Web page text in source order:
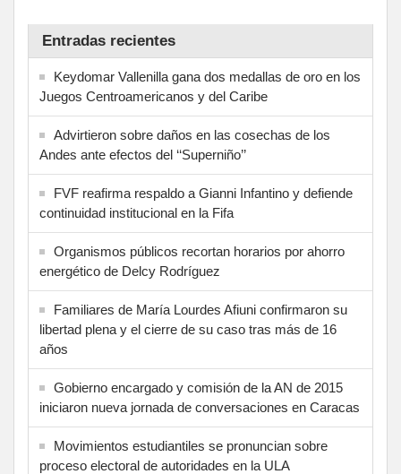
Entradas recientes
Keydomar Vallenilla gana dos medallas de oro en los
Juegos Centroamericanos y del Caribe
Advirtieron sobre daños en las cosechas de los
Andes ante efectos del ‘‘Superniño’’
FVF reafirma respaldo a Gianni Infantino y defiende
continuidad institucional en la Fifa
Organismos públicos recortan horarios por ahorro
energético de Delcy Rodríguez
Familiares de María Lourdes Afiuni confirmaron su
libertad plena y el cierre de su caso tras más de 16
años
Gobierno encargado y comisión de la AN de 2015
iniciaron nueva jornada de conversaciones en Caracas
Movimientos estudiantiles se pronuncian sobre
proceso electoral de autoridades en la ULA